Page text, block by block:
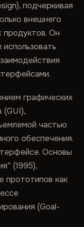
подчеркивая
внешнего
продуктов. Он
графических
(GUI),
частью
обеспечения.
Основы
(1995),
прототипов как
(Goal-